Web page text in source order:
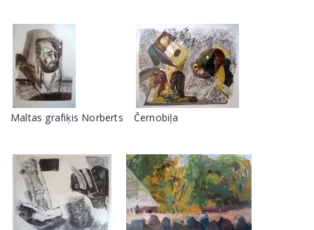
Maltas grafiķis Norberts Černobiļa